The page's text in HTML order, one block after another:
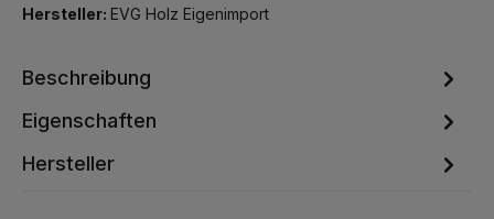
Hersteller: EVG Holz Eigenimport
Beschreibung
Eigenschaften
Hersteller